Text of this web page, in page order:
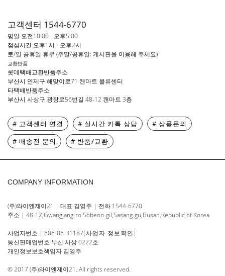
고객센터 1544-6770
평일 오전10:00 - 오후5:00
점심시간 오후1시 - 오후2시
토/일 공휴일 휴무 (주말/공휴일: 게시판을 이용해 주세요)
교환반품
롯데택배교환반품주소
부산시 연제구 해맞이로71 캔마트 물류센터
타택배반품주소
부산시 사상구 광장로56번길 48-12 캔마트 3층
# 고객센터 연결 # 실시간 카톡 상담
# 상품문의
# 배송전 문의
# 반품/교환
COMPANY INFORMATION
(주)와이앤제이21 | 대표 김영주 | 전화 1544-6770
주소 | 48-12,Gwangjang-ro 56beon-gil,Sasang-gu,Busan,Republic of Korea
사업자번호 | 606-86-31187[사업자 정보확인]
통신판매업번호 부산 사상 0222호
개인정보보호책임자 김영주
© 2017 (주)와이앤제이21. All rights reserved.